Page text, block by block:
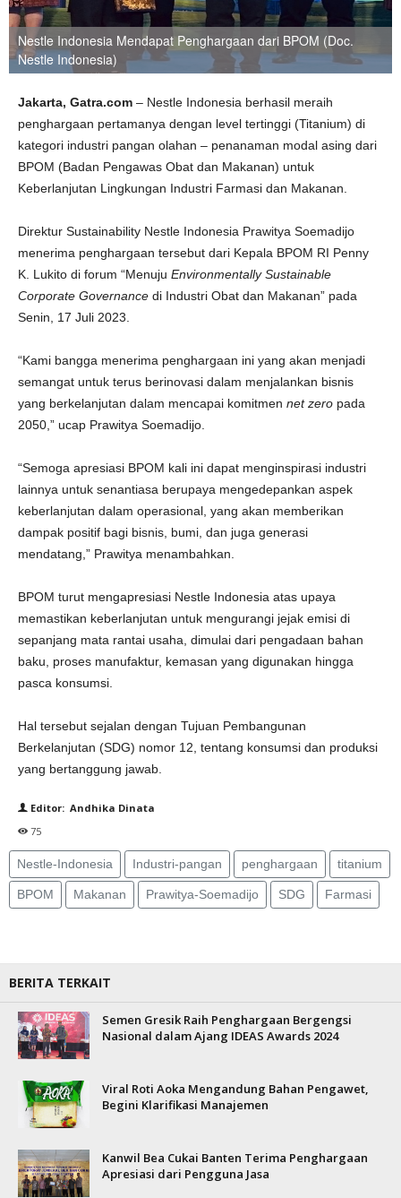
Nestle Indonesia Mendapat Penghargaan dari BPOM (Doc.
Nestle Indonesia)
Jakarta, Gatra.com – Nestle Indonesia berhasil meraih
penghargaan pertamanya dengan level tertinggi (Titanium) di
kategori industri pangan olahan – penanaman modal asing dari
BPOM (Badan Pengawas Obat dan Makanan) untuk
Keberlanjutan Lingkungan Industri Farmasi dan Makanan.
Direktur Sustainability Nestle Indonesia Prawitya Soemadijo
menerima penghargaan tersebut dari Kepala BPOM RI Penny
K. Lukito di forum “Menuju Environmentally Sustainable
Corporate Governance di Industri Obat dan Makanan” pada
Senin, 17 Juli 2023.
“Kami bangga menerima penghargaan ini yang akan menjadi
semangat untuk terus berinovasi dalam menjalankan bisnis
yang berkelanjutan dalam mencapai komitmen net zero pada
2050,” ucap Prawitya Soemadijo.
“Semoga apresiasi BPOM kali ini dapat menginspirasi industri
lainnya untuk senantiasa berupaya mengedepankan aspek
keberlanjutan dalam operasional, yang akan memberikan
dampak positif bagi bisnis, bumi, dan juga generasi
mendatang,” Prawitya menambahkan.
BPOM turut mengapresiasi Nestle Indonesia atas upaya
memastikan keberlanjutan untuk mengurangi jejak emisi di
sepanjang mata rantai usaha, dimulai dari pengadaan bahan
baku, proses manufaktur, kemasan yang digunakan hingga
pasca konsumsi.
Hal tersebut sejalan dengan Tujuan Pembangunan
Berkelanjutan (SDG) nomor 12, tentang konsumsi dan produksi
yang bertanggung jawab.
Editor: Andhika Dinata
75
Nestle-Indonesia Industri-pangan penghargaan titanium
BPOM Makanan Prawitya-Soemadijo SDG Farmasi
BERITA TERKAIT
Semen Gresik Raih Penghargaan Bergengsi
Nasional dalam Ajang IDEAS Awards 2024
Viral Roti Aoka Mengandung Bahan Pengawet,
Begini Klarifikasi Manajemen
Kanwil Bea Cukai Banten Terima Penghargaan
Apresiasi dari Pengguna Jasa